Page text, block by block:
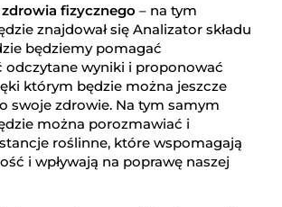
fizycznego – na tym
znajdował się Analizator składu
będziemy pomagać
odczytane wyniki i proponować
którym będzie można jeszcze
swoje zdrowie. Na tym samym
można porozmawiać i
roślinne, które wspomagają
i wpływają na poprawę naszej